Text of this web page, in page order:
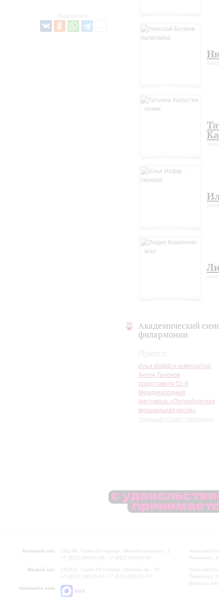
Поделиться:
Академический
филармонии
Илья Иофф и композитор
Антон Танонов
представили 52-й
Международный
фестиваль «Петербургская
музыкальная весна»
Телеканал «Санкт-Петербург»
Большой зал:
191186, Санкт-Петербург, Михайловская ул., 2
+7 (812) 240-01-00, +7 (812) 240-01-80
Малый зал:
191011, Санкт-Петербург, Невский пр., 30
+7 (812) 240-01-00, +7 (812) 240-01-70
Напишите нам:
MAX
Часы
Перерыв с
Часы
Перерыв с
Вопросы